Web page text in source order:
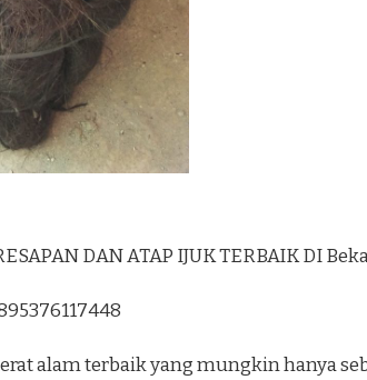
DAN ATAP IJUK TERBAIK DI
alam terbaik yang mungkin hanya